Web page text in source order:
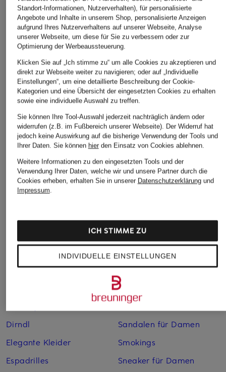
GANT
T-Shirt
CHF 55
Ursprünglich:CHF 70
lilienfels
T-Shirt
CHF 95
Ursprünglich:CHF 139
ARKET
T-Shirt
CHF 29
Abendkleider
Anzüge für Herren
Boleros für Damen
Brautschuhe
Dirndl
Elegante Kleider
Espadrilles
Kleider
Leinenhosen für Herren
Leinenkleider
Maxikleider
Regenmäntel für Damen
Sakkos
Sandalen für Damen
Smokings
Sneaker für Damen
Standort-Informationen, Nutzerverhalten), für personalisierte
Angebote und Inhalte in unserem Shop, personalisierte Anzeigen
aufgrund Ihres Nutzerverhaltens auf unserer Webseite, Analyse
unserer Webseite, um diese für Sie zu verbessern oder zur
Optimierung der Werbeaussteuerung.
Klicken Sie auf „Ich stimme zu“ um alle Cookies zu akzeptieren und
direkt zur Webseite weiter zu navigieren; oder auf „Individuelle
Einstellungen“, um eine detaillierte Beschreibung der Cookie-
Kategorien und eine Übersicht der eingesetzten Cookies zu erhalten
sowie eine individuelle Auswahl zu treffen.
Sie können Ihre Tool-Auswahl jederzeit nachträglich ändern oder
widerrufen (z.B. im Fußbereich unserer Webseite). Der Widerruf hat
jedoch keine Auswirkung auf die bisherige Verwendung der Tools und
Ihrer Daten. Sie können hierden Einsatz von Cookies ablehnen.
Weitere Informationen zu den eingesetzten Tools und der
Verwendung Ihrer Daten, welche wir und unsere Partner durch die
Cookies erheben, erhalten Sie in unserer Datenschutzerklärungund
Impressum.
INDIVIDUELLE EINSTELLUNGEN
ICH STIMME ZU